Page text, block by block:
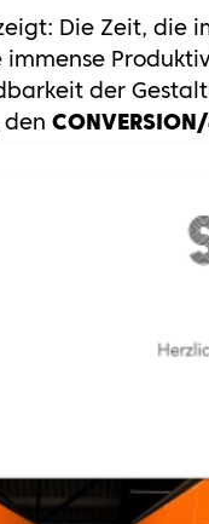
Die Zeit, die
der